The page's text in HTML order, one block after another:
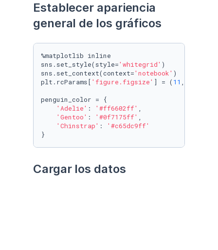
Establecer apariencia
general de los gráficos
%matplotlib inline
sns.set_style(style='whitegrid' )
sns.set_context(context='notebook' )
plt.rcParams[ 'figure.figsize' ] = ( 11 ,
penguin_color = {
'Adelie' : '#ff6602ff' ,
'Gentoo' : '#0f7175ff' ,
'Chinstrap' :
'#c65dc9ff'
}
Cargar los datos